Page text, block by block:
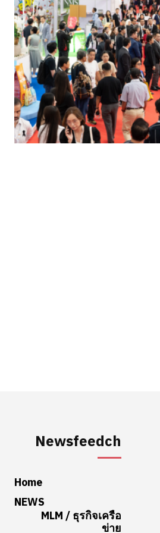
Newsfeedch
Home
NEWS
MLM / ธุรกิจเครือ
ข่าย